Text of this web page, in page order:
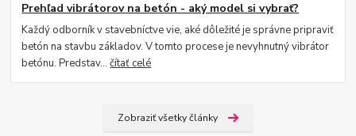
Prehľad vibrátorov na betón - aký model si vybrať?
Každý odborník v stavebníctve vie, aké dôležité je správne pripraviť
betón na stavbu základov. V tomto procese je nevyhnutný vibrátor
betónu. Predstav...čítať celé
Zobraziť všetky články